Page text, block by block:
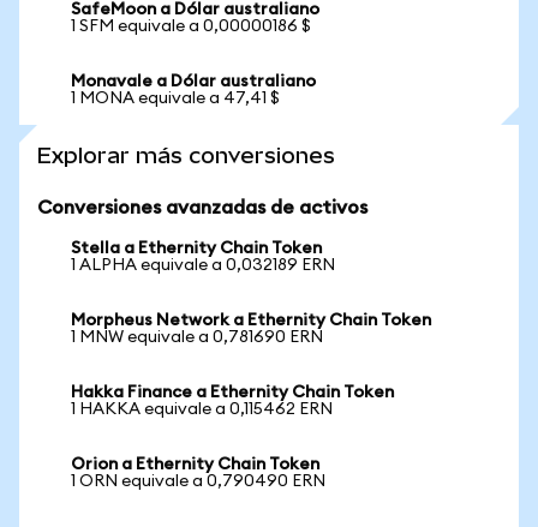
SafeMoon a Dólar australiano
1 SFM equivale a 0,00000186 $
Monavale a Dólar australiano
1 MONA equivale a 47,41 $
Explorar más conversiones
Conversiones avanzadas de activos
Stella a Ethernity Chain Token
1 ALPHA equivale a 0,032189 ERN
Morpheus Network a Ethernity Chain Token
1 MNW equivale a 0,781690 ERN
Hakka Finance a Ethernity Chain Token
1 HAKKA equivale a 0,115462 ERN
Orion a Ethernity Chain Token
1 ORN equivale a 0,790490 ERN